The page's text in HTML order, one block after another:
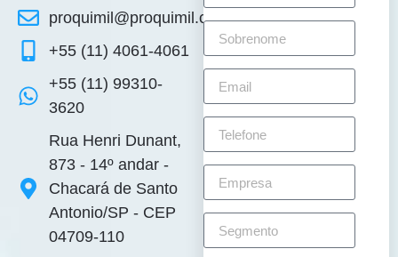
proquimil@proquimil.com.br
+55 (11) 4061-4061
+55 (11) 99310-
3620
Rua Henri Dunant,
873 - 14º andar -
Chacará de Santo
Antonio/SP - CEP
04709-110